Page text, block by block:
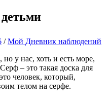
/ Мой Дневник наблюдений
у нас, хоть и есть море,
– это такая доска для
человек, который,
телом на серфе.